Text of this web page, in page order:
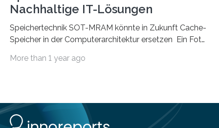
Nachhaltige IT-Lösungen
Speichertechnik SOT-MRAM könnte in Zukunft Cache-
Speicher in der Computerarchitektur ersetzen Ein Foto,
Hochgeladene Medien landen in riesigen Cloud-
weltweiten Gesamtenergieverbrauchs, was 200
Terawattstunden Strom pro Jahr entspricht. Dieser
More than 1 year ago